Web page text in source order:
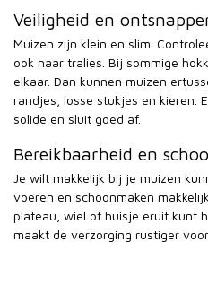
Veiligheid en
Muizen zijn klein en slim.
ook naar tralies. Bij sommige
elkaar. Dan kunnen muizen
randjes, losse stukjes en kieren.
solide en sluit goed af.
Bereikbaarheid en
Je wilt makkelijk bij je muizen
voeren en schoonmaken
plateau, wiel of huisje eruit kunt
maakt de verzorging rustiger